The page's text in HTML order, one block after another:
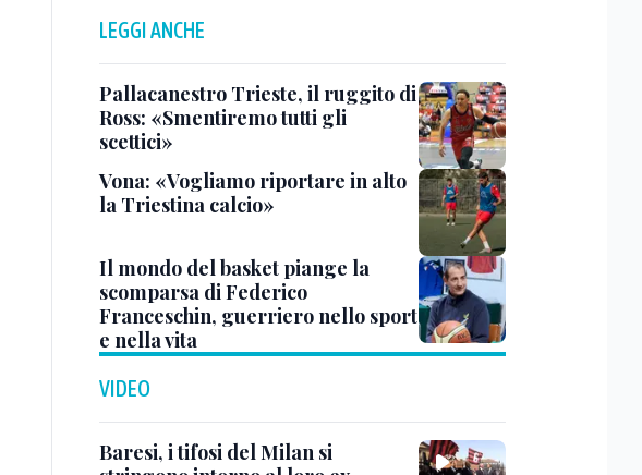
LEGGI ANCHE
Pallacanestro Trieste, il ruggito di
Ross: «Smentiremo tutti gli
scettici»
Vona: «Vogliamo riportare in alto
la Triestina calcio»
Il mondo del basket piange la
scomparsa di Federico
Franceschin, guerriero nello sport
e nella vita
VIDEO
Baresi, i tifosi del Milan si